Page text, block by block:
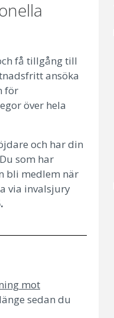
få tillgång till
ansöka
för
över hela
och har din
Du som har
bli medlem när
via invalsjury
mot
sedan du